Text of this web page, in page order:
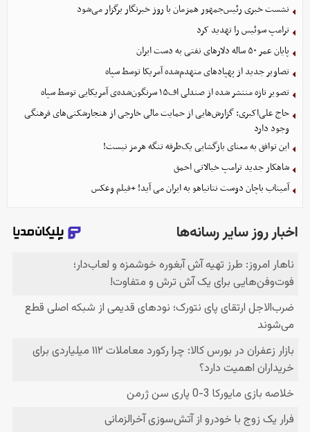
نشست خبری رئیس‌جمهور همزمان با روز خبرنگار برگزار می‌شود
ترامپ سوئیس را تهدید کرد
پایان عمر ۵۰ ساله دلارهای نفتی به دست ایران
تصاویر جدید از پهپادهای منهدم‌شده آمریکا توسط سپاه
تصویر تازه منتشر شده از صندلی اف۱۵ سرنگون‌شده‌ی آمریکایی توسط سپاه
حاج علی‌اکبری: گزارش‌هایی از حمایت مالی خارجی از هنجارشکنی‌های فرهنگی
وجود دارد
این توافق به معنای بازگشایی یک‌طرفه تنگه هرمز نیست!
شاهکار جدید ترامپ خیالاتی احمق
آمیتاب باچان دوست نتانیاهو به ایران می آید! +فیلم وعکس